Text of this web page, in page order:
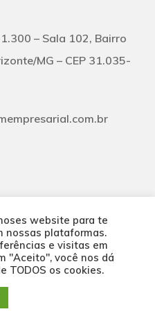
– Sala 102, Bairro
MG – CEP 31.035-
os direitos reservados
website para te
nossas plataformas.
e visitas em
"Aceito", você nos dá
TODOS os cookies.